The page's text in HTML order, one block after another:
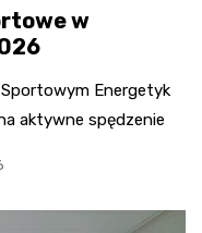
w
Sportowym Energetyk
aktywne spędzenie